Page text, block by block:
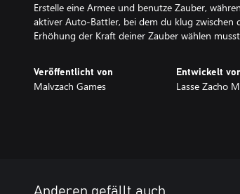
Erstelle eine Armee und benutze Zauber,
aktiver Auto-Battler, bei dem du klug zwischen
Erhöhung der Kraft deiner Zauber wählen
Veröffentlicht von
Malvzach Games
Entwickelt
Lasse Zacho
Anderen gefällt auch